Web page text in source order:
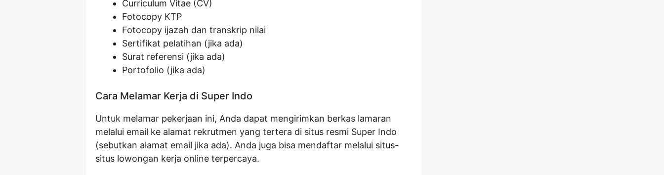
Curriculum Vitae (CV)
Fotocopy KTP
Fotocopy ijazah dan transkrip nilai
Sertifikat pelatihan (jika ada)
Surat referensi (jika ada)
Portofolio (jika ada)
Cara Melamar Kerja di Super Indo
Untuk melamar pekerjaan ini, Anda dapat mengirimkan berkas lamaran
melalui email ke alamat rekrutmen yang tertera di situs resmi Super Indo
(sebutkan alamat email jika ada). Anda juga bisa mendaftar melalui situs-
situs lowongan kerja online terpercaya.